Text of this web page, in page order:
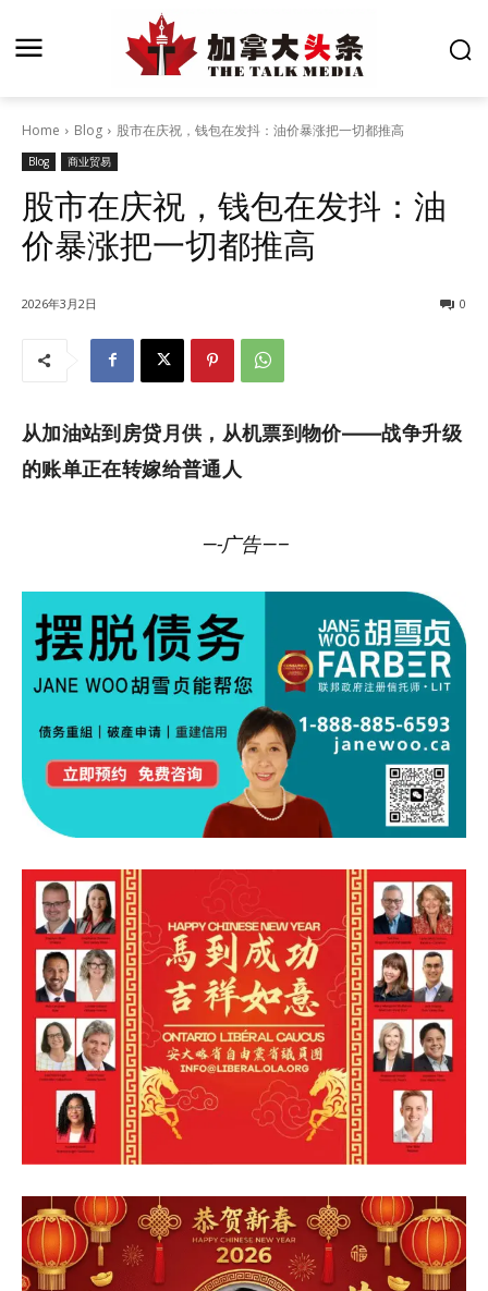
Home Blog 股市在庆祝，钱包在发抖：油价暴涨把一切都推高
Blog 商业贸易
股市在庆祝，钱包在发抖：油
价暴涨把一切都推高
2026年3月2日 0
从加油站到房贷月供，从机票到物价——战争升级
的账单正在转嫁给普通人
—-广告—–